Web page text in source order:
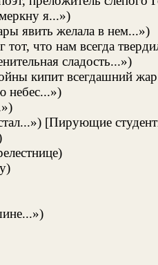
я...»)
явить желала в нем...»)
что нам всегда
сладость...»)
кипит всегдашний
небес...»)
[Пирующие